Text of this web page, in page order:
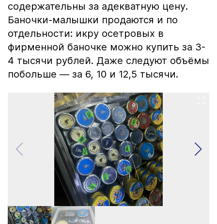
содержательны за адекватную цену.
Баночки-малышки продаются и по
отдельности: икру осетровых в
фирменной баночке можно купить за 3-
4 тысячи рублей. Даже следуют объёмы
побольше — за 6, 10 и 12,5 тысячи.